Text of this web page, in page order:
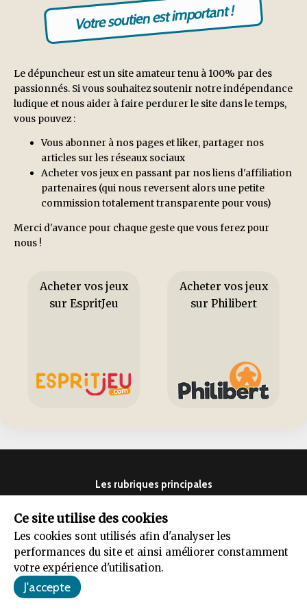
Ce site utilise des cookies
Les cookies sont utilisés afin d'analyser les
performances du site et ainsi améliorer constamment
votre expérience d'utilisation.
Votre soutien est important !
Le dépuncheur est un site amateur tenu à 100% par des
passionnés. Si vous souhaitez soutenir notre indépendance
ludique et nous aider à faire perdurer le site dans le temps,
vous pouvez :
Vous abonner à nos pages et liker, partager nos
articles sur les réseaux sociaux
Acheter vos jeux en passant par nos liens d'affiliation
partenaires (qui nous reversent alors une petite
commission totalement transparente pour vous)
Merci d'avance pour chaque geste que vous ferez pour
nous !
Acheter vos jeux
sur EspritJeu
Acheter vos jeux
sur Philibert
Les rubriques principales
Jeux de société
Actualité
Guides thématiques
Bons plans
Vidéos